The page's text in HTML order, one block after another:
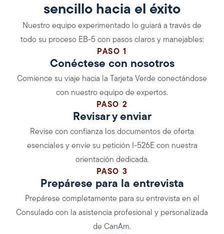
sencillo hacia el éxito
Nuestro equipo experimentado lo guiará a través de
todo su proceso EB-5 con pasos claros y manejables:
PASO 1
Conéctese con nosotros
Comience su viaje hacia la Tarjeta Verde conectándose
con nuestro equipo de expertos.
PASO 2
Revisar y enviar
Revise con confianza los documentos de oferta
esenciales y envíe su petición I-526E con nuestra
orientación dedicada.
PASO 3
Prepárese para la entrevista
Prepárese completamente para su entrevista en el
Consulado con la asistencia profesional y personalizada
de CanAm.